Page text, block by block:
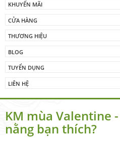
KHUYẾN MÃI
CỬA HÀNG
THƯƠNG HIỆU
BLOG
TUYỂN DỤNG
LIÊN HỆ
KM mùa Valentine
nằng bạn thích?